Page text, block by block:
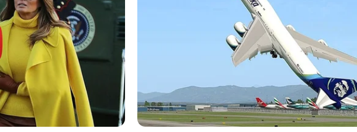
1996